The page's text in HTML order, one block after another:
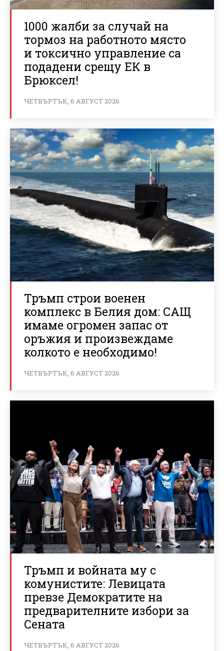
1000 жалби за случай на
тормоз на работното място
и токсично управление са
подадени срещу ЕК в
Брюксел!
ЧЕТВЪРТЪК, 6 АВГУСТ 2026
Тръмп строи военен
комплекс в Белия дом: САЩ
имаме огромен запас от
оръжия и произвеждаме
колкото е необходимо!
ЧЕТВЪРТЪК, 6 АВГУСТ 2026
Тръмп и войната му с
комунистите: Левицата
превзе Демократите на
предварителните избори за
Сената
ЧЕТВЪРТЪК, 6 АВГУСТ 2026